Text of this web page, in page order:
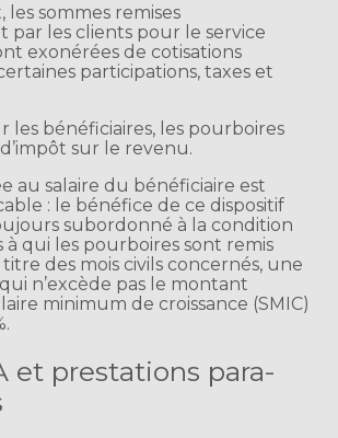
sommes remises
par les clients pour le service
exonérées de cotisations
participations, taxes et
les bénéficiaires, les pourboires
sur le revenu.
au salaire du bénéficiaire est
: le bénéfice de ce dispositif
subordonné à la condition
à qui les pourboires sont remis
des mois civils concernés, une
n’excède pas le montant
minimum de croissance (SMIC)
et prestations para-